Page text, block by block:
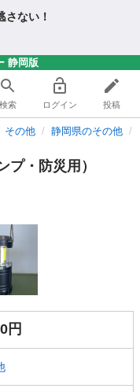
さない！
静岡版
検索 ログイン 投稿
その他 静岡県のその他
プ・防災用）
円